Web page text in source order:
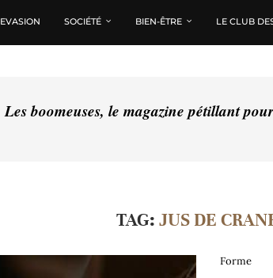
EVASION SOCIÉTÉ BIEN-ÊTRE LE CLUB
Les boomeuses, le magazine pétillant
TAG:JUS DE
Forme